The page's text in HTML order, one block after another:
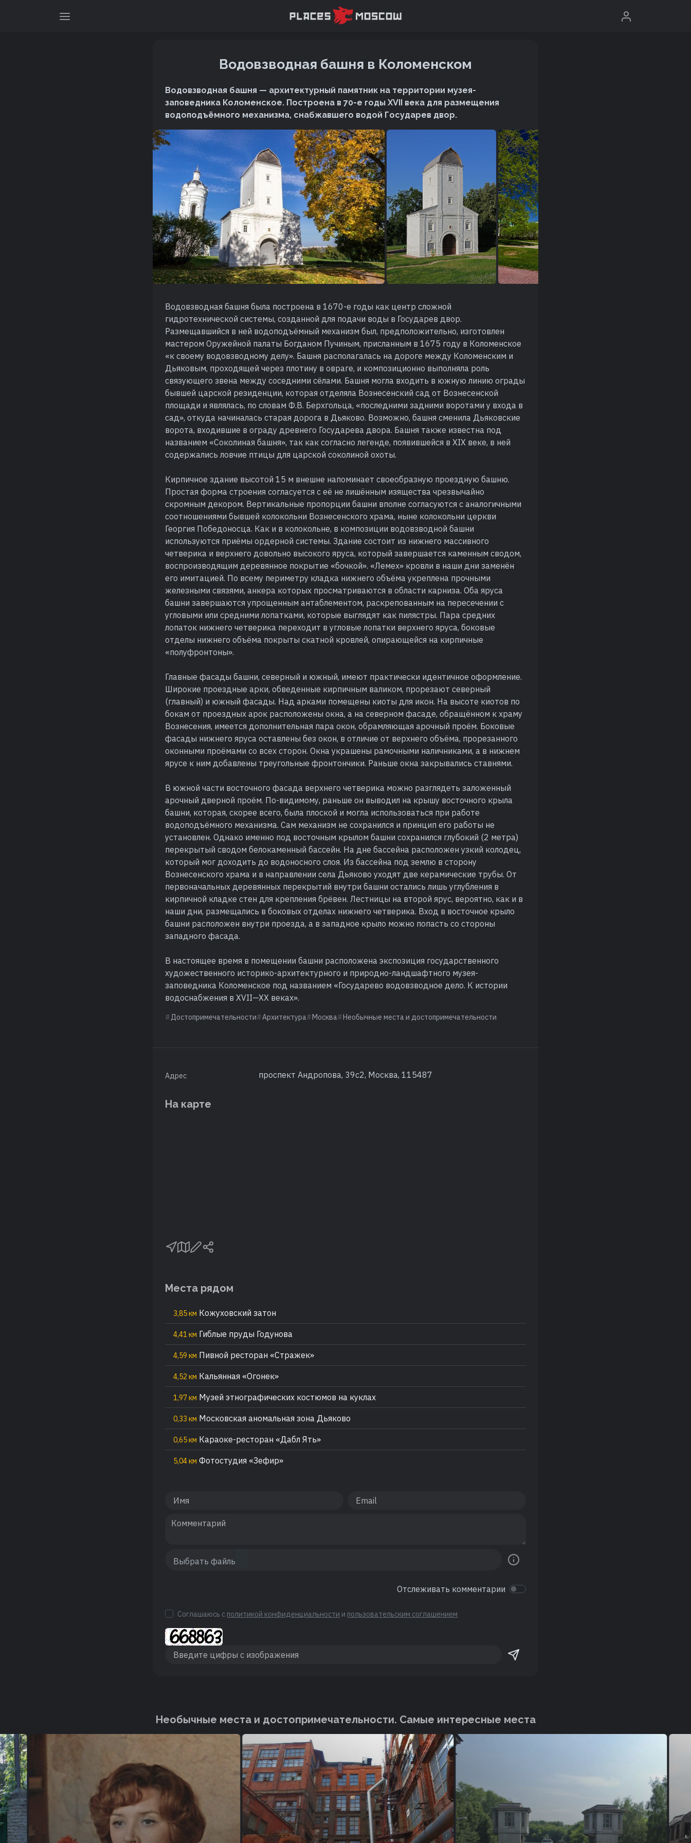
Водовзводная башня в Коломенском
Водовзводная башня — архитектурный памятник на территории музея-
заповедника Коломенское. Построена в 70-е годы XVII века для размещения
водоподъёмного механизма, снабжавшего водой Государев двор.
Водовзводная башня была построена в 1670-е годы как центр сложной
гидротехнической системы, созданной для подачи воды в Государев двор.
Размещавшийся в ней водоподъёмный механизм был, предположительно, изготовлен
мастером Оружейной палаты Богданом Пучиным, присланным в 1675 году в Коломенское
«к своему водовзводному делу». Башня располагалась на дороге между Коломенским и
Дьяковым, проходящей через плотину в овраге, и композиционно выполняла роль
связующего звена между соседними сёлами. Башня могла входить в южную линию ограды
бывшей царской резиденции, которая отделяла Вознесенский сад от Вознесенской
площади и являлась, по словам Ф.В. Берхгольца, «последними задними воротами у входа в
сад», откуда начиналась старая дорога в Дьяково. Возможно, башня сменила Дьяковские
ворота, входившие в ограду древнего Государева двора. Башня также известна под
названием «Соколиная башня», так как согласно легенде, появившейся в XIX веке, в ней
содержались ловчие птицы для царской соколиной охоты.
Кирпичное здание высотой 15 м внешне напоминает своеобразную проездную башню.
Простая форма строения согласуется с её не лишённым изящества чрезвычайно
скромным декором. Вертикальные пропорции башни вполне согласуются с аналогичными
соотношениями бывшей колокольни Вознесенского храма, ныне колокольни церкви
Георгия Победоносца. Как и в колокольне, в композиции водовзводной башни
используются приёмы ордерной системы. Здание состоит из нижнего массивного
четверика и верхнего довольно высокого яруса, который завершается каменным сводом,
воспроизводящим деревянное покрытие «бочкой». «Лемех» кровли в наши дни заменён
его имитацией. По всему периметру кладка нижнего объёма укреплена прочными
железными связями, анкера которых просматриваются в области карниза. Оба яруса
башни завершаются упрощенным антаблементом, раскрепованным на пересечении с
угловыми или средними лопатками, которые выглядят как пилястры. Пара средних
лопаток нижнего четверика переходит в угловые лопатки верхнего яруса, боковые
отделы нижнего объёма покрыты скатной кровлей, опирающейся на кирпичные
«полуфронтоны».
Главные фасады башни, северный и южный, имеют практически идентичное оформление.
Широкие проездные арки, обведенные кирпичным валиком, прорезают северный
(главный) и южный фасады. Над арками помещены киоты для икон. На высоте киотов по
бокам от проездных арок расположены окна, а на северном фасаде, обращённом к храму
Вознесения, имеется дополнительная пара окон, обрамляющая арочный проём. Боковые
фасады нижнего яруса оставлены без окон, в отличие от верхнего объёма, прорезанного
оконными проёмами со всех сторон. Окна украшены рамочными наличниками, а в нижнем
ярусе к ним добавлены треугольные фронтончики. Раньше окна закрывались ставнями.
В южной части восточного фасада верхнего четверика можно разглядеть заложенный
арочный дверной проём. По-видимому, раньше он выводил на крышу восточного крыла
башни, которая, скорее всего, была плоской и могла использоваться при работе
водоподъёмного механизма. Сам механизм не сохранился и принцип его работы не
установлен. Однако именно под восточным крылом башни сохранился глубокий (2 метра)
перекрытый сводом белокаменный бассейн. На дне бассейна расположен узкий колодец,
который мог доходить до водоносного слоя. Из бассейна под землю в сторону
Вознесенского храма и в направлении села Дьяково уходят две керамические трубы. От
первоначальных деревянных перекрытий внутри башни остались лишь углубления в
кирпичной кладке стен для крепления брёвен. Лестницы на второй ярус, вероятно, как и в
наши дни, размещались в боковых отделах нижнего четверика. Вход в восточное крыло
башни расположен внутри проезда, а в западное крыло можно попасть со стороны
западного фасада.
В настоящее время в помещении башни расположена экспозиция государственного
художественного историко-архитектурного и природно-ландшафтного музея-
заповедника Коломенское под названием «Государево водовзводное дело. К истории
водоснабжения в XVII—XX веках».
Достопримечательности Архитектура Москва Необычные места и достопримечательности
Адрес проспект Андропова, 39с2, Москва, 115487
На карте
Места рядом
3,85 км Кожуховский затон
4,41 км Гиблые пруды Годунова
4,59 км Пивной ресторан «Стражек»
4,52 км Кальянная «Огонек»
1,97 км Музей этнографических костюмов на куклах
0,33 км Московская аномальная зона Дьяково
0,65 км Караоке-ресторан «Дабл Ять»
5,04 км Фотостудия «Зефир»
Отслеживать комментарии
Соглашаюсь с политикой конфиденциальности и пользовательским соглашением
Необычные места и достопримечательности. Cамые интересные места